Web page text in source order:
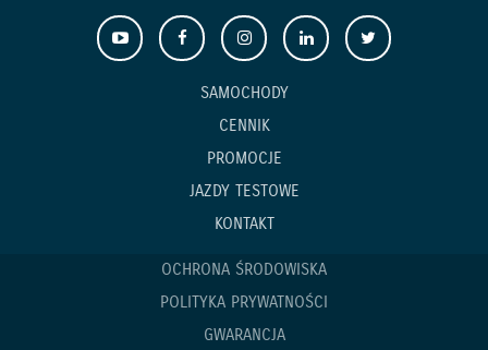
SAMOCHODY
CENNIK
PROMOCJE
JAZDY TESTOWE
KONTAKT
OCHRONA ŚRODOWISKA
POLITYKA PRYWATNOŚCI
GWARANCJA